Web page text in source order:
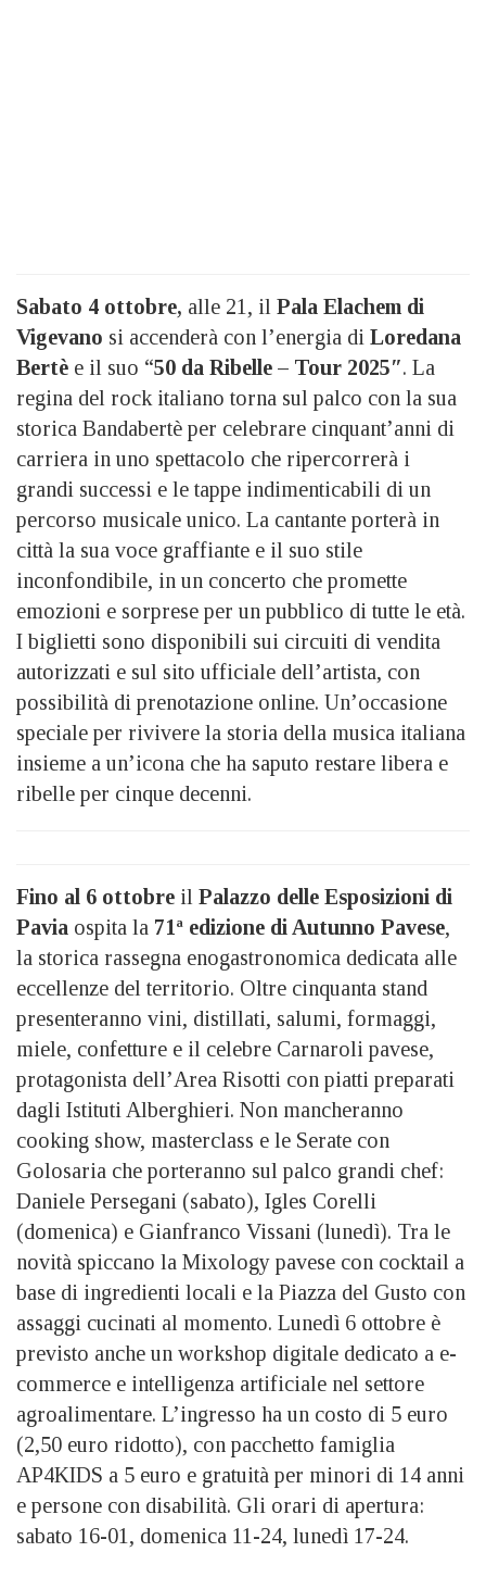
Sabato 4 ottobre, alle 21, il Pala Elachem di
Vigevano si accenderà con l’energia di Loredana
Bertè e il suo “50 da Ribelle – Tour 2025″. La
regina del rock italiano torna sul palco con la sua
storica Bandabertè per celebrare cinquant’anni di
carriera in uno spettacolo che ripercorrerà i
grandi successi e le tappe indimenticabili di un
percorso musicale unico. La cantante porterà in
città la sua voce graffiante e il suo stile
inconfondibile, in un concerto che promette
emozioni e sorprese per un pubblico di tutte le età.
I biglietti sono disponibili sui circuiti di vendita
autorizzati e sul sito ufficiale dell’artista, con
possibilità di prenotazione online. Un’occasione
speciale per rivivere la storia della musica italiana
insieme a un’icona che ha saputo restare libera e
ribelle per cinque decenni.
Fino al 6 ottobre il Palazzo delle Esposizioni di
Pavia ospita la 71ª edizione di Autunno Pavese,
la storica rassegna enogastronomica dedicata alle
eccellenze del territorio. Oltre cinquanta stand
presenteranno vini, distillati, salumi, formaggi,
miele, confetture e il celebre Carnaroli pavese,
protagonista dell’Area Risotti con piatti preparati
dagli Istituti Alberghieri. Non mancheranno
cooking show, masterclass e le Serate con
Golosaria che porteranno sul palco grandi chef:
Daniele Persegani (sabato), Igles Corelli
(domenica) e Gianfranco Vissani (lunedì). Tra le
novità spiccano la Mixology pavese con cocktail a
base di ingredienti locali e la Piazza del Gusto con
assaggi cucinati al momento. Lunedì 6 ottobre è
previsto anche un workshop digitale dedicato a e-
commerce e intelligenza artificiale nel settore
agroalimentare. L’ingresso ha un costo di 5 euro
(2,50 euro ridotto), con pacchetto famiglia
AP4KIDS a 5 euro e gratuità per minori di 14 anni
e persone con disabilità. Gli orari di apertura:
sabato 16-01, domenica 11-24, lunedì 17-24.